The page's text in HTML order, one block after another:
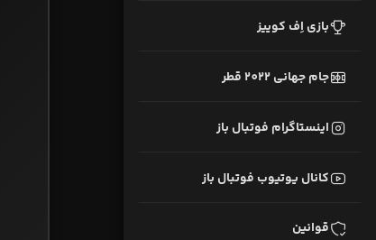
بازی اِف کوییز
جام جهانی 2022 قطر
اینستاگرام فوتبال باز
کانال یوتیوب فوتبال باز
قوانین